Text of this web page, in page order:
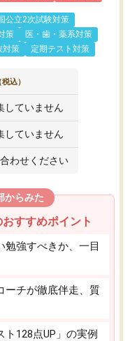
公立2次試験対策
策
医・歯・薬系対策
対策
定期テスト対策
税込）
していません
していません
わせください
からみた
すすめポイント
勉強すべきか、一目
ーチが徹底伴走、質
128点UP」の実例